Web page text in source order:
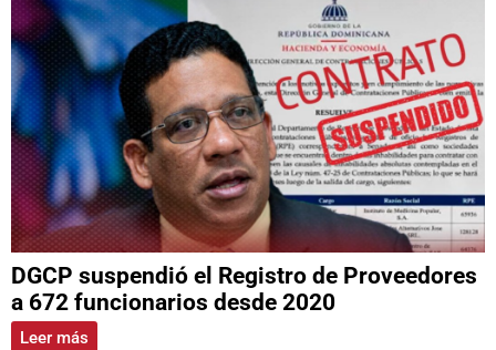
DGCP suspendió el Registro de Proveedores
a 672 funcionarios desde 2020
Leer más